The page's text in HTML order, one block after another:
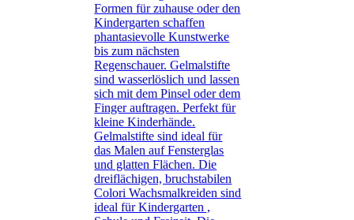
Formen für zuhause oder den
Kindergarten schaffen
phantasievolle Kunstwerke
bis zum nächsten
Regenschauer. Gelmalstifte
sind wasserlöslich und lassen
sich mit dem Pinsel oder dem
Finger auftragen. Perfekt für
kleine Kinderhände.
Gelmalstifte sind ideal für
das Malen auf Fensterglas
und glatten Flächen. Die
dreiflächigen, bruchstabilen
Colori Wachsmalkreiden sind
ideal für Kindergarten ,